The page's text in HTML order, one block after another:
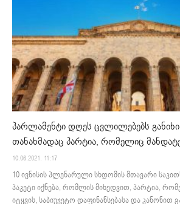
პარლამენტი დღეს ცვლილებებს
თანახმადაც პარტია, რომელიც
10.06.2021. 11:17
10 ივნისის პლენარული სხდომის მთავარი
პაკეტი იქნება, რომლის მიხედვით, პარტია,
იტყვის, საბიუჯეტო დაფინანსებასა და